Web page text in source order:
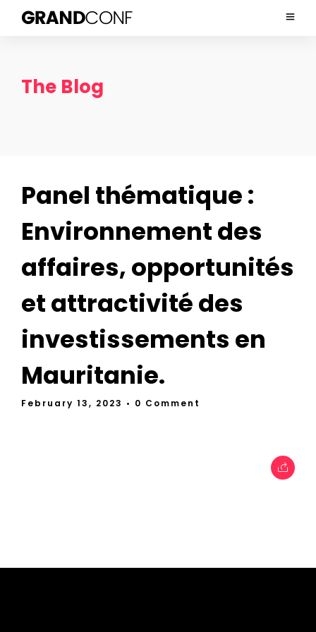
The Blog
Panel thématique :
Environnement des
affaires, opportunités
et attractivité des
investissements en
Mauritanie.
February 13, 2023 • 0 Comment